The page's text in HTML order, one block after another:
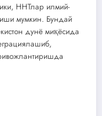
ННТлар илмий-
мумкин. Бундай
дунё миқёсида